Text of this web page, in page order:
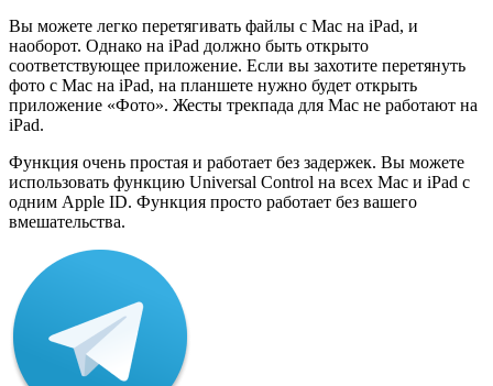
Вы можете легко перетягивать файлы с Mac на iPad, и
наоборот. Однако на iPad должно быть открыто
соответствующее приложение. Если вы захотите перетянуть
фото с Mac на iPad, на планшете нужно будет открыть
приложение «Фото». Жесты трекпада для Mac не работают на
iPad.
Функция очень простая и работает без задержек. Вы можете
использовать функцию Universal Control на всех Mac и iPad с
одним Apple ID. Функция просто работает без вашего
вмешательства.